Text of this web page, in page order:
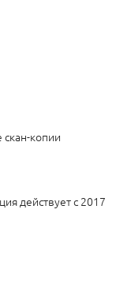
копии
действует с 2017